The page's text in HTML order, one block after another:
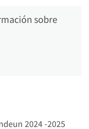
sobre
2024 -2025